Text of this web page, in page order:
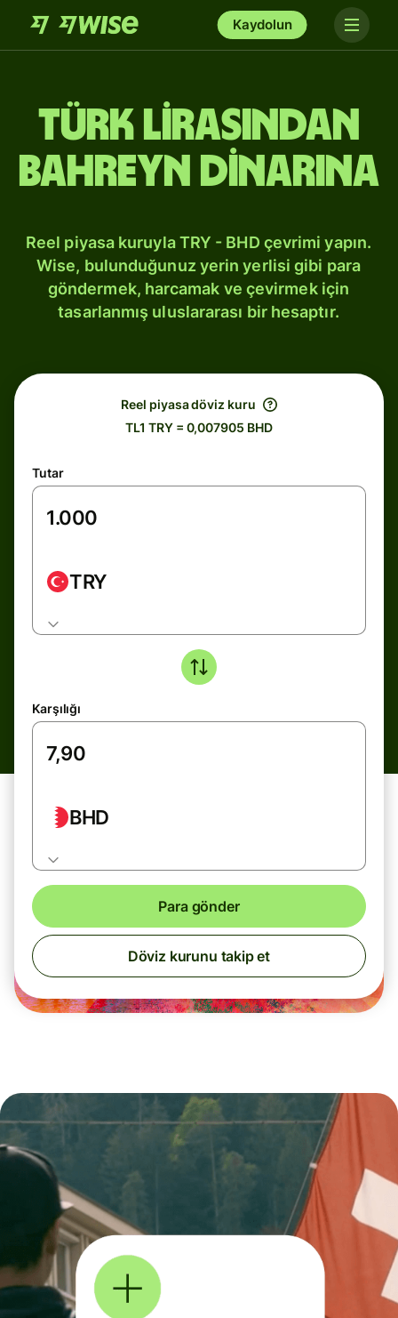
Kaydolun
Türk lirasından
Bahreyn dinarına
Reel piyasa kuruyla TRY - BHD çevrimi yapın.
Wise, bulunduğunuz yerin yerlisi gibi para
göndermek, harcamak ve çevirmek için
tasarlanmış uluslararası bir hesaptır.
Reel piyasa döviz kuru
TL1 TRY = 0,007905 BHD
Tutar
TRY
Karşılığı
BHD
Para gönder
Döviz kurunu takip et